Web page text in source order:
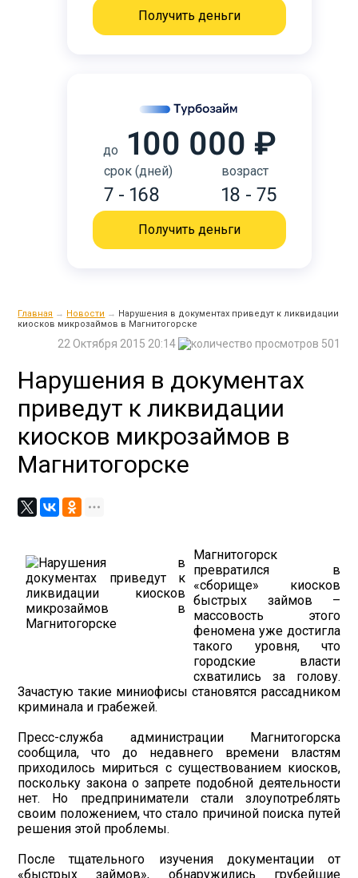
Получить деньги
до 100 000 ₽
срок (дней)
7 - 168
возраст
18 - 75
Получить деньги
Главная → Новости → Нарушения в документах приведут к ликвидации
киосков микрозаймов в Магнитогорске
501
22 Октября 2015 20:14
Нарушения в документах
приведут к ликвидации
киосков микрозаймов в
Магнитогорске
Магнитогорск
превратился в
«сборище» киосков
быстрых займов –
массовость этого
феномена уже достигла
такого уровня, что
городские власти
схватились за голову.
Зачастую такие миниофисы становятся рассадником
криминала и грабежей.
Пресс-служба администрации Магнитогорска
сообщила, что до недавнего времени властям
приходилось мириться с существованием киосков,
поскольку закона о запрете подобной деятельности
нет. Но предприниматели стали злоупотреблять
своим положением, что стало причиной поиска путей
решения этой проблемы.
После тщательного изучения документации от
«быстрых займов», обнаружились грубейшие